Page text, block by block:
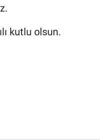
kutlu olsun.